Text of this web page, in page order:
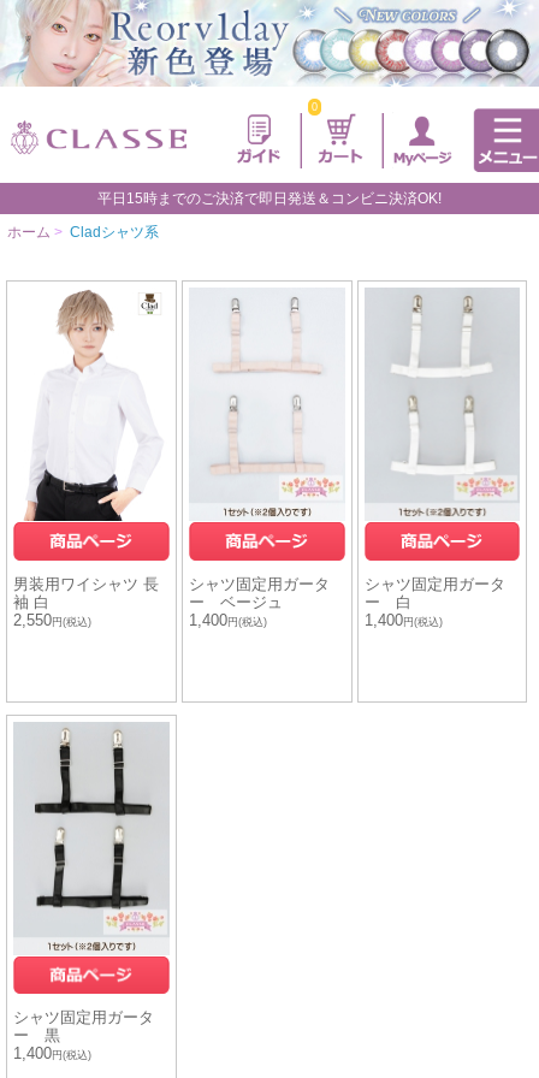
0
平日15時までのご決済で即日発送＆コンビニ決済OK!
ホーム > Cladシャツ系
男装用ワイシャツ 長
袖 白
2,550円(税込)
シャツ固定用ガータ
ー ベージュ
1,400円(税込)
シャツ固定用ガータ
ー 白
1,400円(税込)
シャツ固定用ガータ
ー 黒
1,400円(税込)